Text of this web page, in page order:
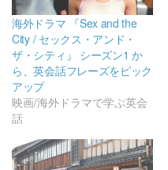
海外ドラマ 『Sex and the
City / セックス・アンド・
ザ・シティ』 シーズン1 か
ら、英会話フレーズをピック
アップ
映画/海外ドラマで学ぶ英会
話